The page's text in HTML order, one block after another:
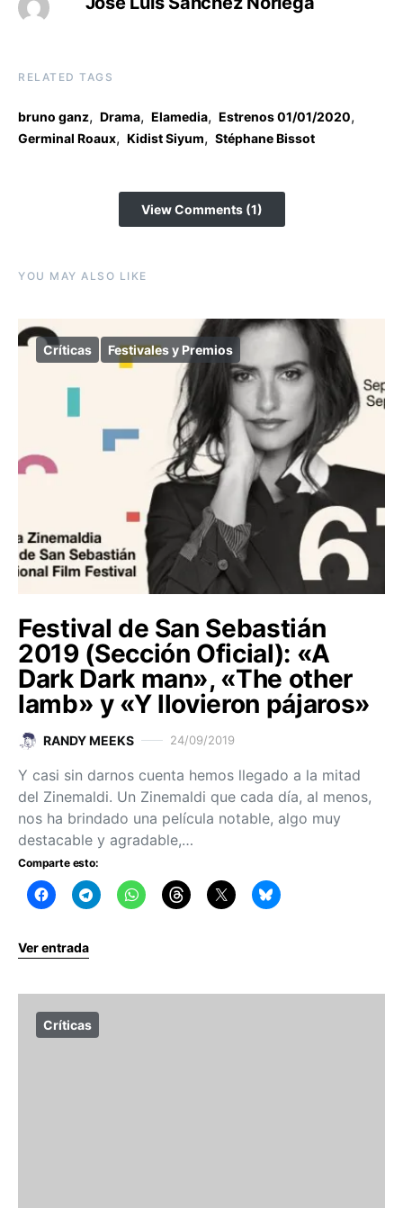
RELATED TAGS
bruno ganz, Drama, Elamedia, Estrenos 01/01/2020,
Germinal Roaux, Kidist Siyum, Stéphane Bissot
View Comments (1)
YOU MAY ALSO LIKE
Críticas Festivales y Premios
Festival de San Sebastián
2019 (Sección Oficial): «A
Dark Dark man», «The other
lamb» y «Y llovieron pájaros»
RANDY MEEKS 24/09/2019
Y casi sin darnos cuenta hemos llegado a la mitad
del Zinemaldi. Un Zinemaldi que cada día, al menos,
nos ha brindado una película notable, algo muy
destacable y agradable,…
Comparte esto:
Ver entrada
Críticas